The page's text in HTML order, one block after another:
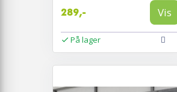
289,- Vis
På lager